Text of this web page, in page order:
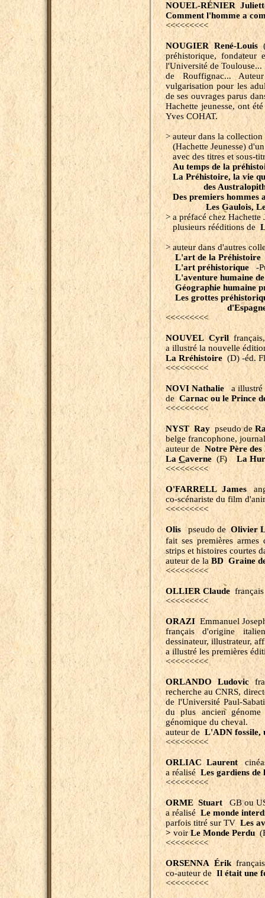
NOUEL-RÉNIER
Comment l'homme a
<<<<<<<<<
NOUGIER René-Louis
préhistorique, fondateur
l'Université de Toulouse...
de Rouffignac...
vulgarisation pour les
de ses ouvrages parus
Hachette jeunesse, ont
Yves COHAT.
> auteur dans la
(Hachette Jeunesse)
avec des titres et sous-
Au temps de la
La Préhistoire, la vie
des
Des premiers hommes
Les Gaulois,
> a préfacé chez Hachette
plusieurs rééditions de
> auteur dans d'autres
L'art de la Préhistoire
L'art préhistorique-
L'aventure humaine
Géographie humaine
Lesgrottes
d'Espagne et
<<<<<<<<<
NOUVEL Cyril
a illustré la nouvelle
La Rréhistoire (D) -éd.
<<<<<<<<<
NOVI Nathaliea illustré
de Carnac ou le Prince
<<<<<<<<<
NYST Ray pseudo de
belge francophone,
auteur deNotre Père des
La Caverne(F) La
<<<<<<<<<
O'FARRELL James
co-scénariste du film
<<<<<<<<<
Olis pseudo de Olivier
fait ses premières
strips et histoires courtes
auteur de la BD Graine
<<<<<<<<<
OLLIER Claude
<<<<<<<<<
ORAZI Emmanuel
français d'origine
dessinateur, illustrateur,
a illustré les premières
<<<<<<<<<
ORLANDO Ludovic
recherche au CNRS,
de l'Université Paul-
du plus ancien
génomique du cheval.
auteur deL'ADN fossile,
<<<<<<<<<
ORLIAC Laurent
a réalisé Lesgardiens de
<<<<<<<<<
ORME Stuart GB ou
a réalisé Le monde
parfois titré sur TV Les
> voirLe Monde Perdu
<<<<<<<<<
ORSENNA Érik
co-auteur de Il était une
<<<<<<<<<